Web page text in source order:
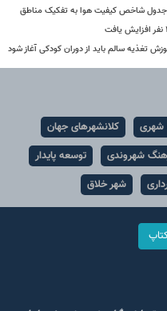
تغذیه سالم باید از دوران کودکی آغاز شود
شهری
کلانشهرهای جهان
شهروندی
توسعه پایدار
شهر خلاق